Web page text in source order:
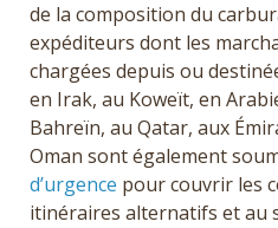
de la composition du
expéditeurs dont les
chargées depuis ou
en Irak, au Koweït, en
Bahreïn, au Qatar, aux
Oman sont également
d’urgence pour couvrir les
itinéraires alternatifs et au